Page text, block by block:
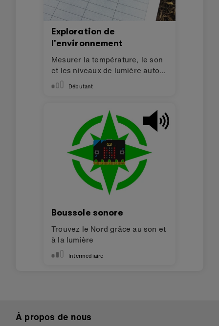
Exploration de
l'environnement
Mesurer la température, le son
et les niveaux de lumière autour
de vousDébutant
Boussole sonore
Trouvez le Nord grâce au son et
à la lumière
Intermédiaire
À propos de nous